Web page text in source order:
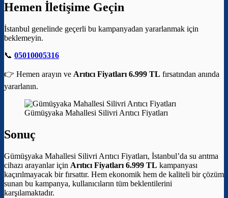
Hemen İletişime Geçin
İstanbul genelinde geçerli bu kampanyadan yararlanmak için
beklemeyin.
📞 05010005316
👉 Hemen arayın ve Arıtıcı Fiyatları 6.999 TL fırsatından anında
yararlanın.
Gümüşyaka Mahallesi Silivri Arıtıcı Fiyatları
Sonuç
Gümüşyaka Mahallesi Silivri Arıtıcı Fiyatları, İstanbul’da su arıtma
cihazı arayanlar için Arıtıcı Fiyatları 6.999 TL kampanyası
kaçırılmayacak bir fırsattır. Hem ekonomik hem de kaliteli bir çözüm
sunan bu kampanya, kullanıcıların tüm beklentilerini
karşılamaktadır.